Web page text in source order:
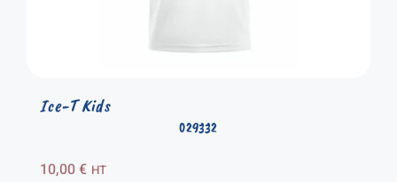
029332
Ice-T Kids
10,00€ HT